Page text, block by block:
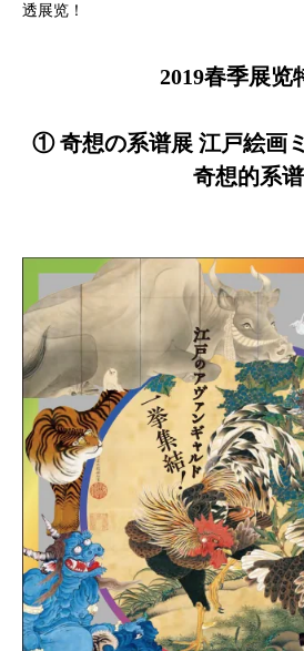
透展览！
2019春季展览
① 奇想の系谱展 江戸絵画
奇想的系谱​